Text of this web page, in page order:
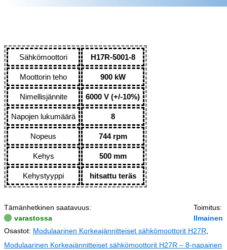
Sähkömoottori H17R-5001-8
Moottorin teho 900 kW
Nimellisjännite 6000 V (+/-10%)
Napojen lukumäärä 8
Nopeus 744 rpm
Kehys 500 mm
Kehystyyppi hitsattu teräs
Tämänhetkinen saatavuus:
varastossa
Toimitus:
Ilmainen
Osastot: Modulaarinen Korkeajännitteiset sähkömoottorit H27R
Modulaarinen Korkeajännitteiset sähkömoottorit H27R – 8-napainen